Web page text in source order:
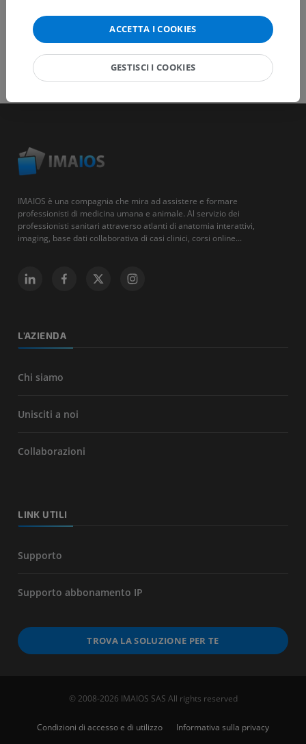
IMAIOS è una compagnia che mira ad assistere e formare
professionisti di medicina umana e animale. Al servizio dei
professionisti sanitari attraverso atlanti di anatomia interattivi,
imaging, base dati collaborativa di casi clinici, corsi online...
L'AZIENDA
Chi siamo
Unisciti a noi
Collaborazioni
LINK UTILI
Supporto
Supporto abbonamento IP
TROVA LA SOLUZIONE PER TE
© 2008-2026 IMAIOS SAS All rights reserved
Condizioni di accesso e di utilizzo Informativa sulla privacy
ACCETTA I COOKIES
GESTISCI I COOKIES